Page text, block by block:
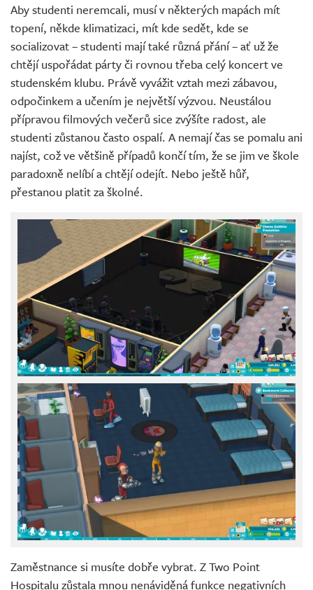
Aby studenti neremcali, musí v některých mapách mít
topení, někde klimatizaci, mít kde sedět, kde se
socializovat – studenti mají také různá přání – ať už že
chtějí uspořádat párty či rovnou třeba celý koncert ve
studenském klubu. Právě vyvážit vztah mezi zábavou,
odpočinkem a učením je největší výzvou. Neustálou
přípravou filmových večerů sice zvýšíte radost, ale
studenti zůstanou často ospalí. A nemají čas se pomalu ani
najíst, což ve většině případů končí tím, že se jim ve škole
paradoxně nelíbí a chtějí odejít. Nebo ještě hůř,
přestanou platit za školné.
Zaměstnance si musíte dobře vybrat. Z Two Point
Hospitalu zůstala mnou nenáviděná funkce negativních